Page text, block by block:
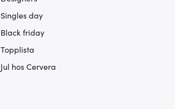
Singles day
Black friday
Topplista
Jul hos Cervera